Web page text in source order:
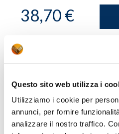
Questo sito web utilizza i
Utilizziamo i cookie per
annunci, per fornire
analizzare il nostro traffico.
38,70 €
Italia, consegna in 5/7
con Poste italiane
Codice B7020
Condividi: